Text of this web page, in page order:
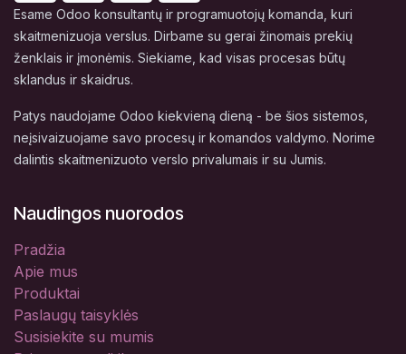
Esame Odoo konsultantų ir programuotojų komanda, kuri
skaitmenizuoja verslus. Dirbame su gerai žinomais prekių
ženklais ir įmonėmis. Siekiame, kad visas procesas būtų
sklandus ir skaidrus.
Patys naudojame Odoo kiekvieną dieną - be šios sistemos,
neįsivaizuojame savo procesų ir komandos valdymo. Norime
dalintis skaitmenizuoto verslo privalumais ir su Jumis.
Naudingos nuorodos
Pradžia
Apie mus
Produktai
Paslaugų taisyklės
Susisiekite su mumis